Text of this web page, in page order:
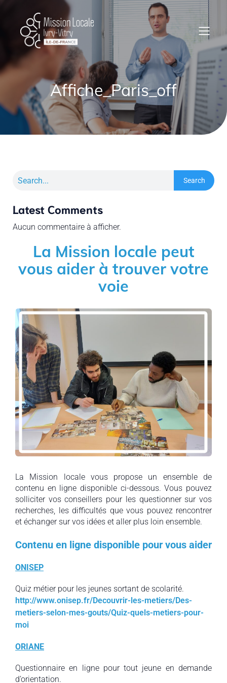
Affiche_Paris_off
Search
Latest Comments
Aucun commentaire à afficher.
La Mission locale peut
vous aider à trouver votre
voie
La Mission locale vous propose un ensemble de
contenu en ligne disponible ci-dessous. Vous pouvez
solliciter vos conseillers pour les questionner sur vos
recherches, les difficultés que vous pouvez rencontrer
et échanger sur vos idées et aller plus loin ensemble.
Contenu en ligne disponible pour vous aider
ONISEP
Quiz métier pour les jeunes sortant de scolarité.
http://www.onisep.fr/Decouvrir-les-metiers/Des-
metiers-selon-mes-gouts/Quiz-quels-metiers-pour-
moi
ORIANE
Questionnaire en ligne pour tout jeune en demande
d’orientation.